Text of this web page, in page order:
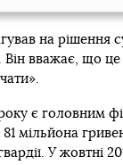
на рішення
вважає, що
є головним
мільйона
У жовтні